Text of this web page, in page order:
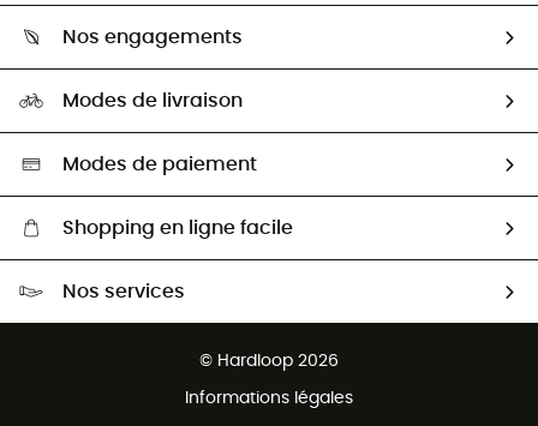
Guide des tailles
Seconde Main
Aide & Contact
HardGuides
Nos engagements
Sélection éco-responsable
Modes de livraison
Modes de paiement
Shopping en ligne facile
Nos services
© Hardloop 2026
Informations légales